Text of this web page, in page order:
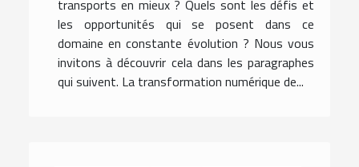
transports en mieux ? Quels sont les défis et
les opportunités qui se posent dans ce
domaine en constante évolution ? Nous vous
invitons à découvrir cela dans les paragraphes
qui suivent. La transformation numérique de...